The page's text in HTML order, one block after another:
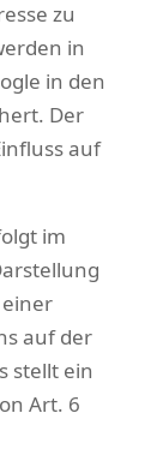
zu
in
in den
Der
auf
im
auf der
stellt ein
Art. 6